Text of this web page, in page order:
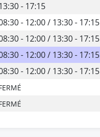
- 17:15
- 12:00 / 13:30 - 17:15
- 12:00 / 13:30 - 17:15
- 12:00 / 13:30 - 17:15
- 12:00 / 13:30 - 17:15